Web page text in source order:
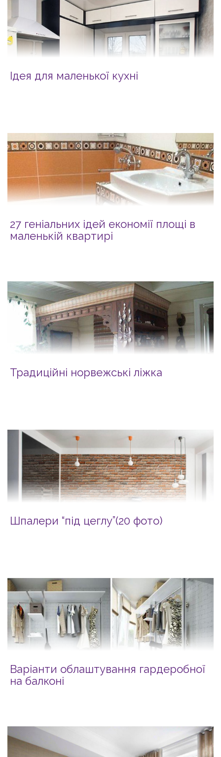
Ідея для маленької кухні
27 геніальних ідей економії площі в
маленькій квартирі
Традиційні норвежські ліжка
Шпалери “під цеглу”(20 фото)
Варіанти облаштування гардеробної
на балконі